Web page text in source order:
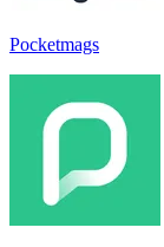
Pocketmags